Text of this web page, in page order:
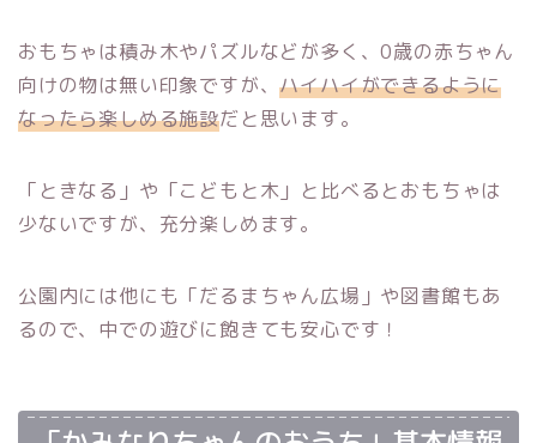
おもちゃは積み木やパズルなどが多く、0歳の赤ちゃん
向けの物は無い印象ですが、ハイハイができるように
なったら楽しめる施設だと思います。
「ときなる」や「こどもと木」と比べるとおもちゃは
少ないですが、充分楽しめます。
公園内には他にも「だるまちゃん広場」や図書館もあ
るので、中での遊びに飽きても安心です！